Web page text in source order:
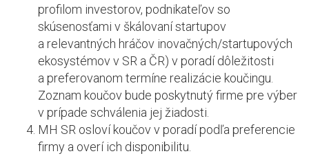
profilom investorov, podnikateľov so
skúsenosťami v škálovaní startupov
a relevantných hráčov inovačných/startupových
ekosystémov v SR a ČR) v poradí dôležitosti
a preferovanom termíne realizácie koučingu.
Zoznam koučov bude poskytnutý firme pre výber
v prípade schválenia jej žiadosti.
MH SR osloví koučov v poradí podľa preferencie
firmy a overí ich disponibilitu.